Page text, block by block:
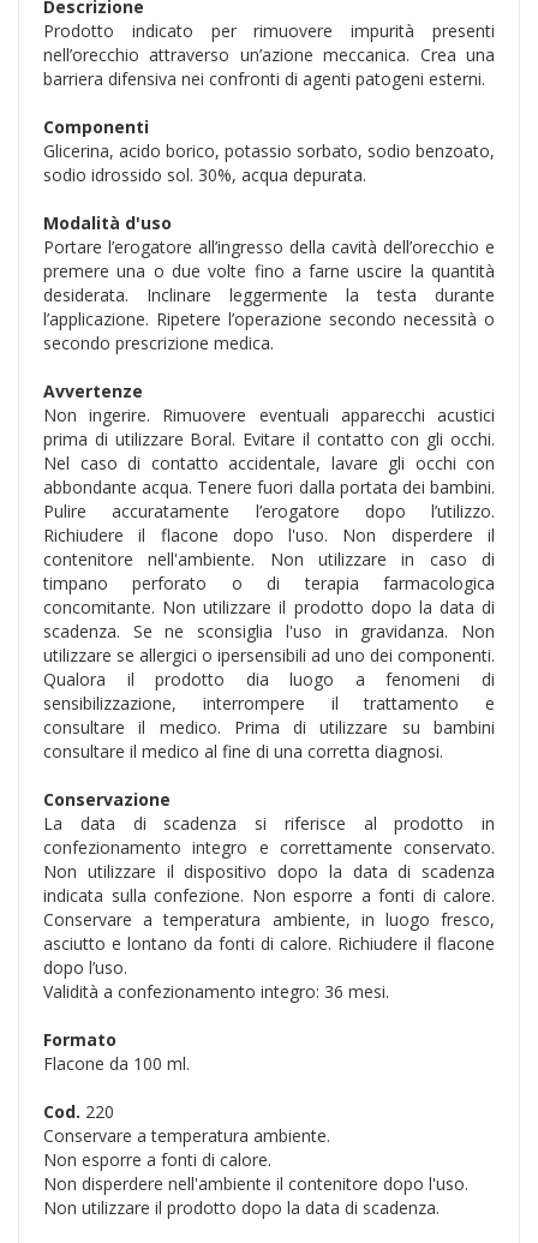
Descrizione
Prodotto indicato per rimuovere impurità presenti
nell’orecchio attraverso un’azione meccanica. Crea una
barriera difensiva nei confronti di agenti patogeni esterni.
Componenti
Glicerina, acido borico, potassio sorbato, sodio benzoato,
sodio idrossido sol. 30%, acqua depurata.
Modalità d'uso
Portare l’erogatore all’ingresso della cavità dell’orecchio e
premere una o due volte fino a farne uscire la quantità
desiderata. Inclinare leggermente la testa durante
l’applicazione. Ripetere l’operazione secondo necessità o
secondo prescrizione medica.
Avvertenze
Non ingerire. Rimuovere eventuali apparecchi acustici
prima di utilizzare Boral. Evitare il contatto con gli occhi.
Nel caso di contatto accidentale, lavare gli occhi con
abbondante acqua. Tenere fuori dalla portata dei bambini.
Pulire accuratamente l’erogatore dopo l’utilizzo.
Richiudere il flacone dopo l'uso. Non disperdere il
contenitore nell'ambiente. Non utilizzare in caso di
timpano perforato o di terapia farmacologica
concomitante. Non utilizzare il prodotto dopo la data di
scadenza. Se ne sconsiglia l'uso in gravidanza. Non
utilizzare se allergici o ipersensibili ad uno dei componenti.
Qualora il prodotto dia luogo a fenomeni di
sensibilizzazione, interrompere il trattamento e
consultare il medico. Prima di utilizzare su bambini
consultare il medico al fine di una corretta diagnosi.
Conservazione
La data di scadenza si riferisce al prodotto in
confezionamento integro e correttamente conservato.
Non utilizzare il dispositivo dopo la data di scadenza
indicata sulla confezione. Non esporre a fonti di calore.
Conservare a temperatura ambiente, in luogo fresco,
asciutto e lontano da fonti di calore. Richiudere il flacone
dopo l’uso.
Validità a confezionamento integro: 36 mesi.
Formato
Flacone da 100 ml.
Cod. 220
Conservare a temperatura ambiente.
Non esporre a fonti di calore.
Non disperdere nell'ambiente il contenitore dopo l'uso.
Non utilizzare il prodotto dopo la data di scadenza.